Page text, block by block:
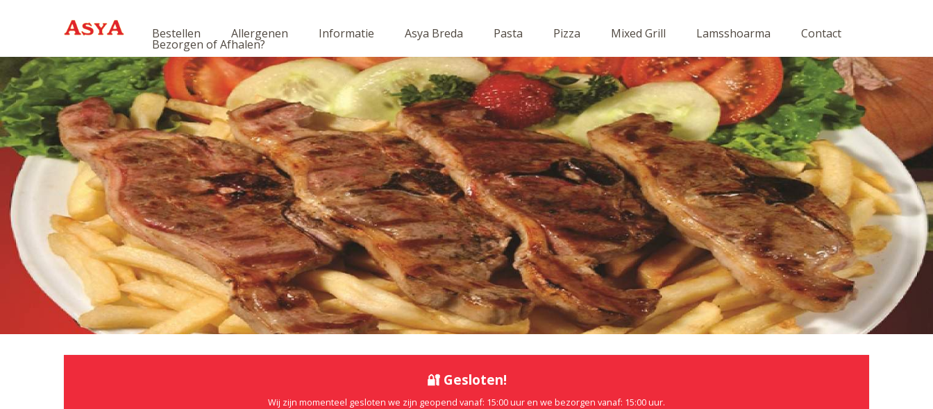
Bestellen Allergenen Informatie Asya Breda Pasta Pizza Mixed Grill Lamsshoarma Contact
Bezorgen of Afhalen?
🔐 Gesloten!
Wij zijn momenteel gesloten we zijn geopend vanaf: 15:00 uur en we bezorgen vanaf: 15:00 uur.